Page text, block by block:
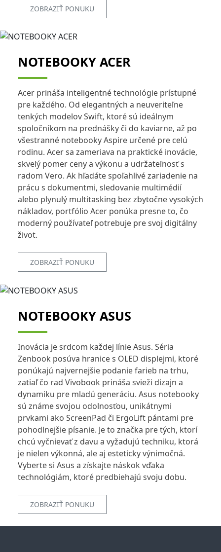
ZOBRAZIŤ PONUKU
NOTEBOOKY ACER
Acer prináša inteligentné technológie prístupné
pre každého. Od elegantných a neuveriteľne
tenkých modelov Swift, ktoré sú ideálnym
spoločníkom na prednášky či do kaviarne, až po
všestranné notebooky Aspire určené pre celú
rodinu. Acer sa zameriava na praktické inovácie,
skvelý pomer ceny a výkonu a udržateľnosť s
radom Vero. Ak hľadáte spoľahlivé zariadenie na
prácu s dokumentmi, sledovanie multimédií
alebo plynulý multitasking bez zbytočne vysokých
nákladov, portfólio Acer ponúka presne to, čo
moderný používateľ potrebuje pre svoj digitálny
život.
ZOBRAZIŤ PONUKU
NOTEBOOKY ASUS
Inovácia je srdcom každej línie Asus. Séria
Zenbook posúva hranice s OLED displejmi, ktoré
ponúkajú najvernejšie podanie farieb na trhu,
zatiaľ čo rad Vivobook prináša svieži dizajn a
dynamiku pre mladú generáciu. Asus notebooky
sú známe svojou odolnosťou, unikátnymi
prvkami ako ScreenPad či ErgoLift pántami pre
pohodlnejšie písanie. Je to značka pre tých, ktorí
chcú vyčnievať z davu a vyžadujú techniku, ktorá
je nielen výkonná, ale aj esteticky výnimočná.
Vyberte si Asus a získajte náskok vďaka
technológiám, ktoré predbiehajú svoju dobu.
ZOBRAZIŤ PONUKU